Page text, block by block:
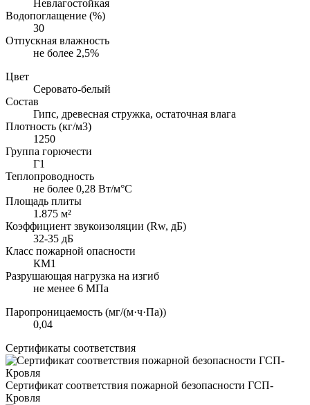
Невлагостойкая
Водопоглащение (%)
30
Отпускная влажность
не более 2,5%
Цвет
Серовато-белый
Состав
Гипс, древесная стружка, остаточная влага
Плотность (кг/м3)
1250
Группа горючести
Г1
Теплопроводность
не более 0,28 Вт/м°С
Площадь плиты
1.875 м²
Коэффициент звукоизоляции (Rw, дБ)
32-35 дБ
Класс пожарной опасности
КМ1
Разрушающая нагрузка на изгиб
не менее 6 МПа
Паропроницаемость (мг/(м·ч·Па))
0,04
Сертификаты соответствия
Сертификат соответствия пожарной безопасности ГСП-
Кровля